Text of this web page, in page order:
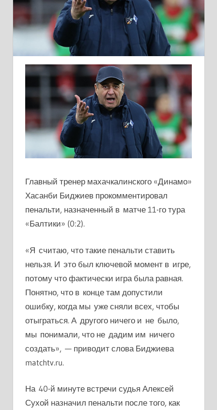
Главный тренер махачкалинского «Динамо»
Хасанби Биджиев прокомментировал
пенальти, назначенный в матче 11-го тура
«Балтики» (0:2).
«Я считаю, что такие пенальти ставить
нельзя. И это был ключевой момент в игре,
потому что фактически игра была равная.
Понятно, что в конце там допустили
ошибку, когда мы уже сняли всех, чтобы
отыграться. А другого ничего и не было,
мы понимали, что не дадим им ничего
создать», — приводит слова Биджиева
matchtv.ru.
На 40-й минуте встречи судья Алексей
Сухой назначил пенальти после того, как